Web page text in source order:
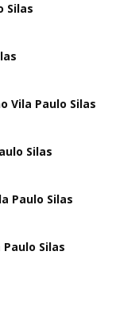
Silas
Vila Paulo Silas
Silas
Paulo Silas
Silas